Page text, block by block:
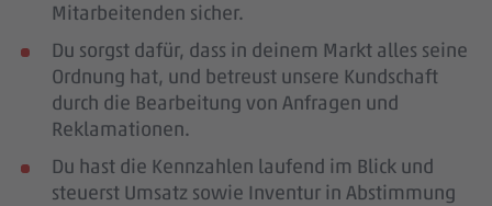
Mitarbeitenden sicher.
Du sorgst dafür, dass in deinem Markt alles seine
Ordnung hat, und betreust unsere Kundschaft
durch die Bearbeitung von Anfragen und
Reklamationen.
Du hast die Kennzahlen laufend im Blick und
steuerst Umsatz sowie Inventur in Abstimmung